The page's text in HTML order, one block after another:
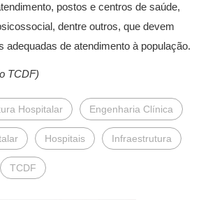
postos e centros de saúde,
dentre outros, que devem
adequadas de atendimento à população.
TCDF)
Hospitalar Engenharia Clínica
Hospitais Infraestrutura
TCDF